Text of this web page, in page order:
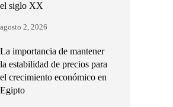
el siglo XX
agosto 2, 2026
La importancia de mantener
la estabilidad de precios para
el crecimiento económico en
Egipto